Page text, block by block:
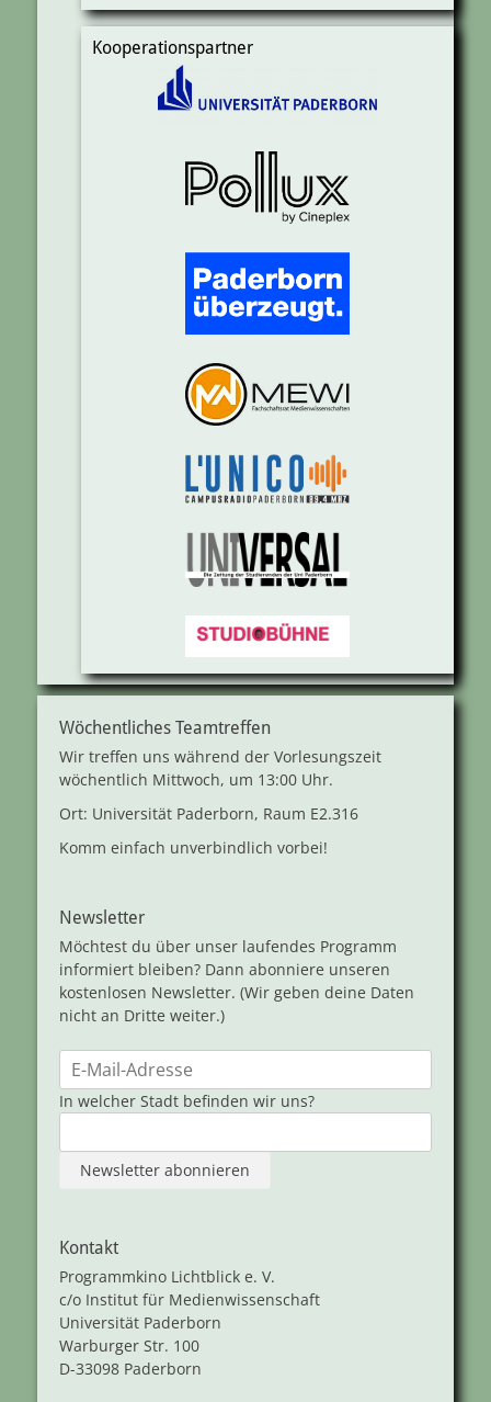
Kooperationspartner
Wöchentliches Teamtreffen
Wir treffen uns während der Vorlesungszeit
wöchentlich Mittwoch, um 13:00 Uhr.
Ort: Universität Paderborn, Raum E2.316
Komm einfach unverbindlich vorbei!
Newsletter
Möchtest du über unser laufendes Programm
informiert bleiben? Dann abonniere unseren
kostenlosen Newsletter. (Wir geben deine Daten
nicht an Dritte weiter.)
In welcher Stadt befinden wir uns?
Kontakt
Programmkino Lichtblick e. V.
c/o Institut für Medienwissenschaft
Universität Paderborn
Warburger Str. 100
D-33098 Paderborn